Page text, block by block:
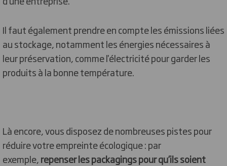
Il faut également prendre en compte les émissions liées
au stockage, notamment les énergies nécessaires à
leur préservation, comme l'électricité pour garder les
produits à la bonne température.
Là encore, vous disposez de nombreuses pistes pour
réduire votre empreinte écologique : par
exemple,repenser les packagings pour qu’ils soient